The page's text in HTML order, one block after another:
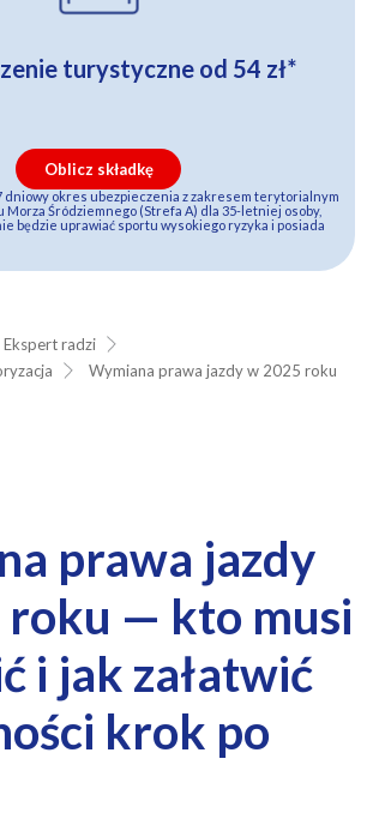
turystyczne od 54 zł*
Oblicz składkę
dniowy okres ubezpieczenia z zakresem terytorialnym
Morza Śródziemnego (Strefa A) dla 35-letniej osoby,
będzie uprawiać sportu wysokiego ryzyka i posiada
Ekspert radzi
Wymiana prawa jazdy w 2025 roku
prawa jazdy
roku — kto musi
i jak załatwić
krok po